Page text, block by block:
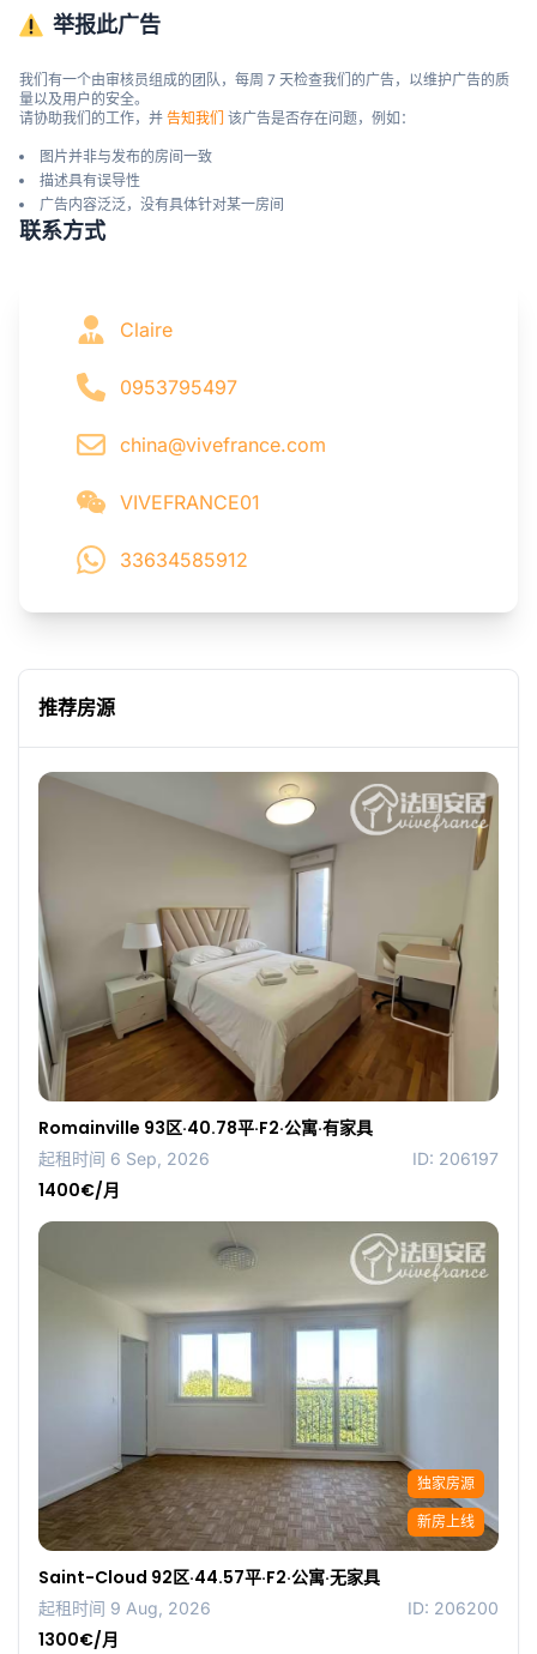
举报此广告
我们有一个由审核员组成的团队，每周 7 天检查我们的广告，以维护广告的质
量以及用户的安全。
请协助我们的工作，并 告知我们 该广告是否存在问题，例如：
图片并非与发布的房间一致
描述具有误导性
广告内容泛泛，没有具体针对某一房间
联系方式
Claire
0953795497
china@vivefrance.com
VIVEFRANCE01
33634585912
推荐房源
Romainville 93区·40.78平·F2·公寓·有家具
起租时间 6 Sep, 2026 ID: 206197
1400€/月
独家房源
新房上线
Saint-Cloud 92区·44.57平·F2·公寓·无家具
起租时间 9 Aug, 2026 ID: 206200
1300€/月